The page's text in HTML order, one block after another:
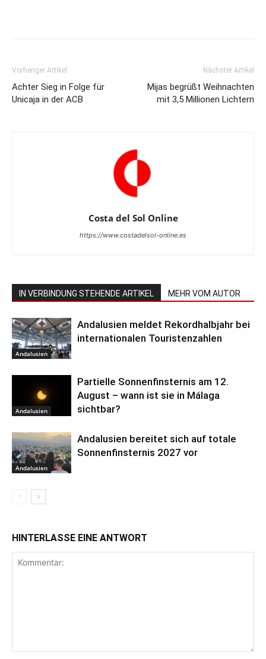
Vorheriger Artikel
Achter Sieg in Folge für
Unicaja in der ACB
Nächster Artikel
Mijas begrüßt Weihnachten
mit 3,5 Millionen Lichtern
Costa del Sol Online
https://www.costadelsol-online.es
IN VERBINDUNG STEHENDE ARTIKEL MEHR VOM AUTOR
Andalusien
Andalusien meldet Rekordhalbjahr bei
internationalen Touristenzahlen
Andalusien
Partielle Sonnenfinsternis am 12.
August – wann ist sie in Málaga
sichtbar?
Andalusien
Andalusien bereitet sich auf totale
Sonnenfinsternis 2027 vor
HINTERLASSE EINE ANTWORT